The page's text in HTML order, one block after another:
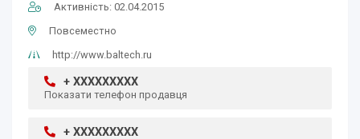
Активність: 02.04.2015
Повсеместно
http://www.baltech.ru
+ XXXXXXXXX
Показати телефон продавця
+ XXXXXXXXX